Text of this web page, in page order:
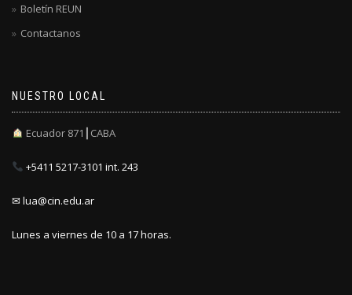
Boletín REUN
Contactanos
NUESTRO LOCAL
Ecuador 871┃CABA
+5411 5217-3101 int. 243
✉ lua@cin.edu.ar
Lunes a viernes de 10 a 17 horas.